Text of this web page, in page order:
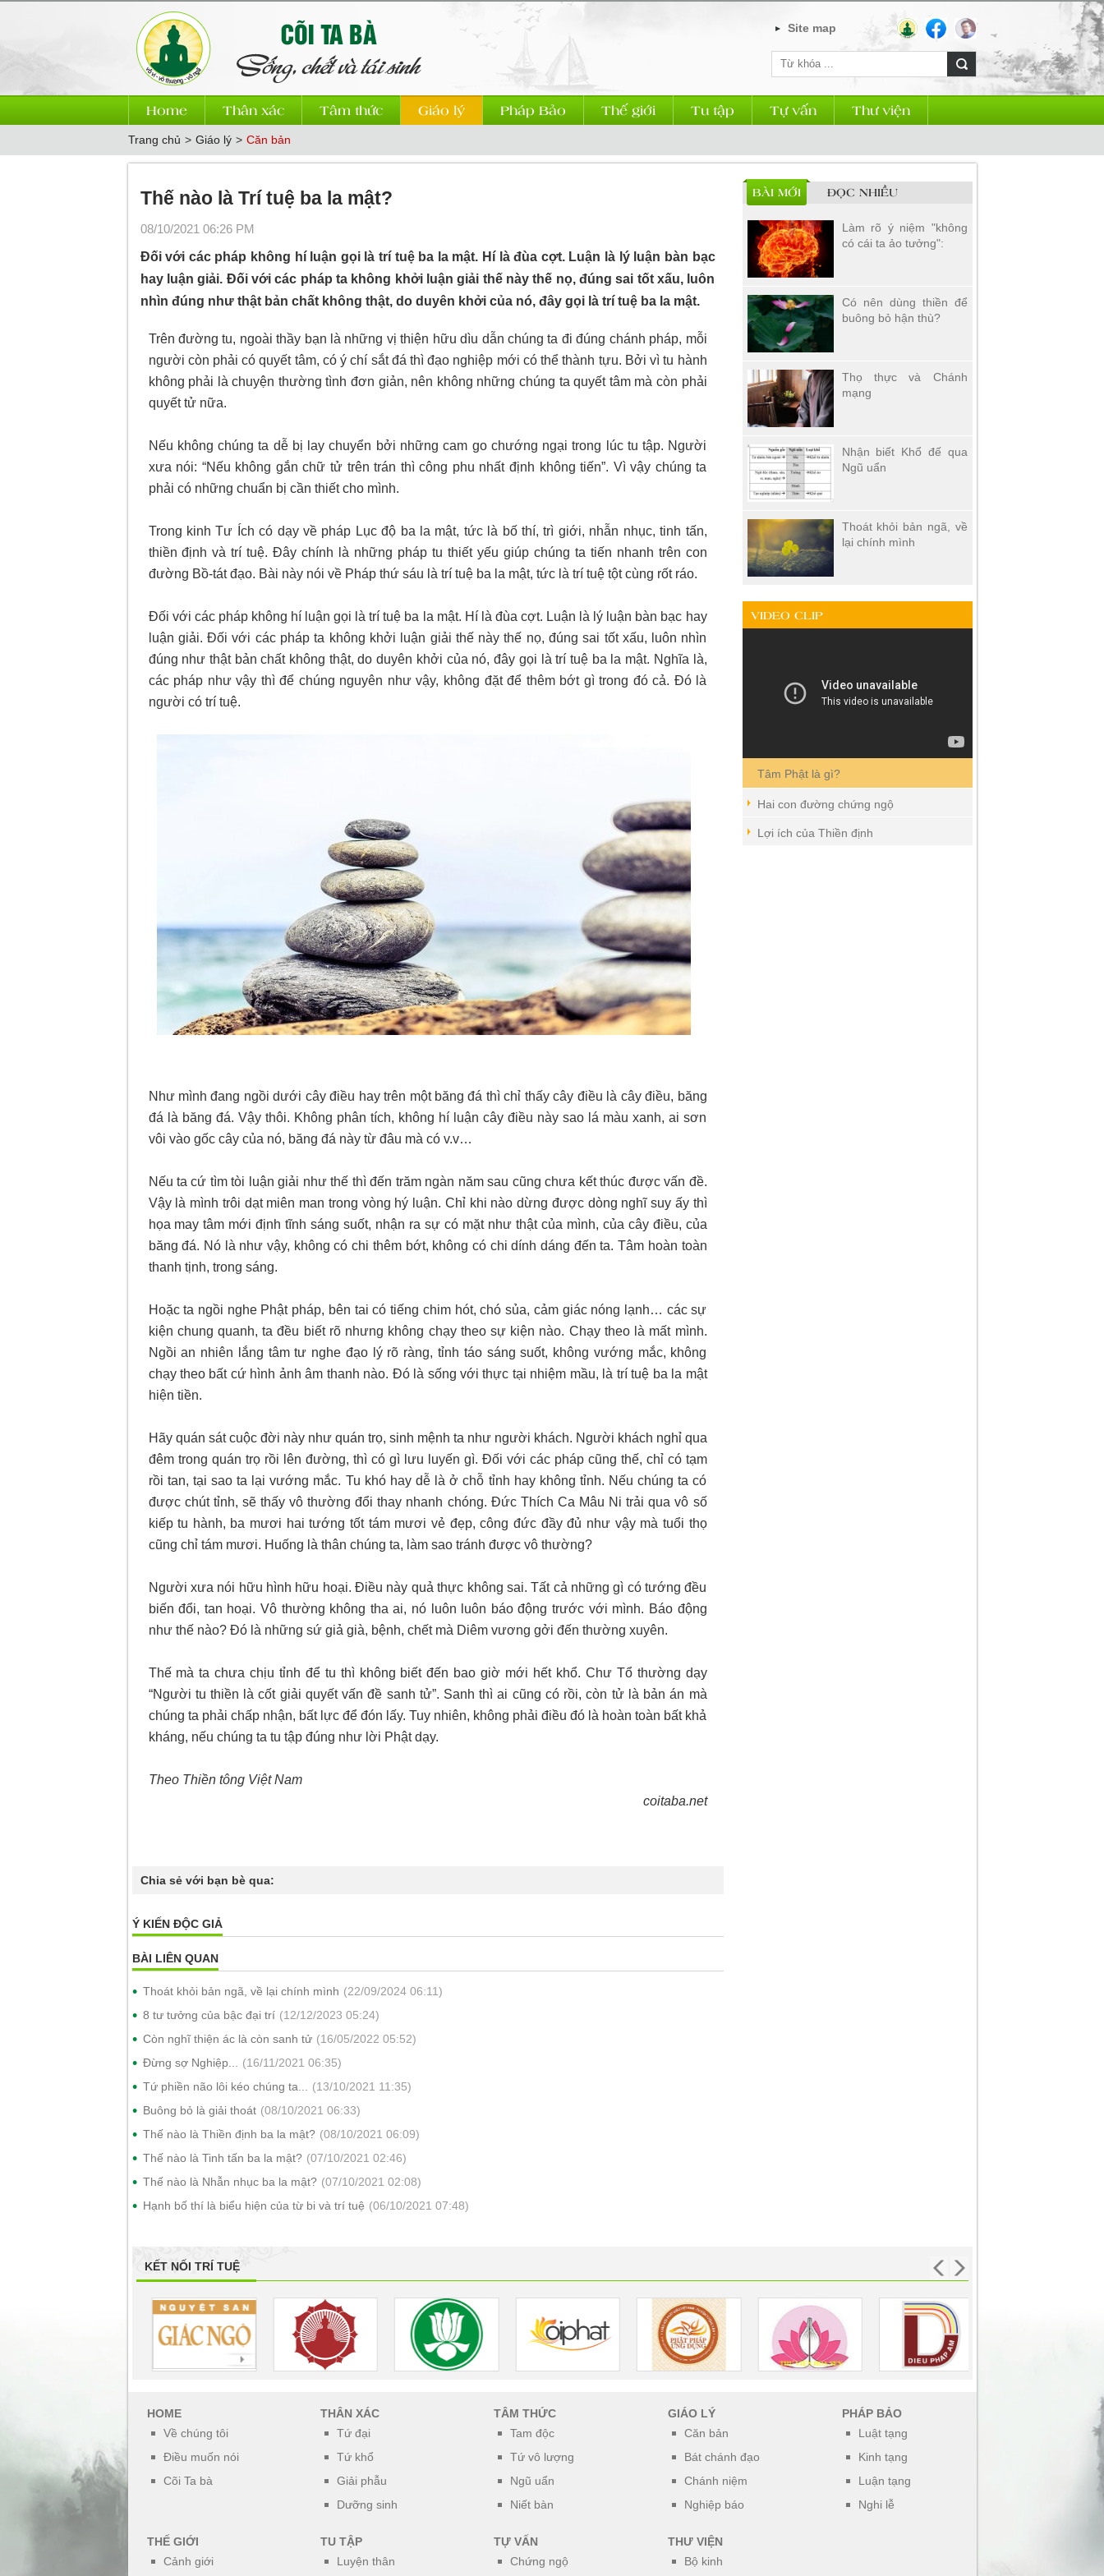
Site map
Home Thân xác Tâm thức Giáo lý Pháp Bảo Thế giới Tu tập Tự vấn Thư viện
Trang chủ > Giáo lý > Căn bản
Thế nào là Trí tuệ ba la mật?
08/10/2021 06:26 PM
Đối với các pháp không hí luận gọi là trí tuệ ba la mật. Hí là đùa cợt. Luận là lý luận bàn bạc
hay luận giải. Đối với các pháp ta không khởi luận giải thế này thế nọ, đúng sai tốt xấu, luôn
nhìn đúng như thật bản chất không thật, do duyên khởi của nó, đây gọi là trí tuệ ba la mật.
Trên đường tu, ngoài thầy bạn là những vị thiện hữu dìu dẫn chúng ta đi đúng chánh pháp, mỗi
người còn phải có quyết tâm, có ý chí sắt đá thì đạo nghiệp mới có thể thành tựu. Bởi vì tu hành
không phải là chuyện thường tình đơn giản, nên không những chúng ta quyết tâm mà còn phải
quyết tử nữa.
Nếu không chúng ta dễ bị lay chuyển bởi những cam go chướng ngại trong lúc tu tập. Người
xưa nói: “Nếu không gắn chữ tử trên trán thì công phu nhất định không tiến”. Vì vậy chúng ta
phải có những chuẩn bị cần thiết cho mình.
Trong kinh Tư Ích có dạy về pháp Lục độ ba la mật, tức là bố thí, trì giới, nhẫn nhục, tinh tấn,
thiền định và trí tuệ. Đây chính là những pháp tu thiết yếu giúp chúng ta tiến nhanh trên con
đường Bồ-tát đạo. Bài này nói về Pháp thứ sáu là trí tuệ ba la mật, tức là trí tuệ tột cùng rốt ráo.
Đối với các pháp không hí luận gọi là trí tuệ ba la mật. Hí là đùa cợt. Luận là lý luận bàn bạc hay
luận giải. Đối với các pháp ta không khởi luận giải thế này thế nọ, đúng sai tốt xấu, luôn nhìn
đúng như thật bản chất không thật, do duyên khởi của nó, đây gọi là trí tuệ ba la mật. Nghĩa là,
các pháp như vậy thì để chúng nguyên như vậy, không đặt để thêm bớt gì trong đó cả. Đó là
người có trí tuệ.
Như mình đang ngồi dưới cây điều hay trên một băng đá thì chỉ thấy cây điều là cây điều, băng
đá là băng đá. Vậy thôi. Không phân tích, không hí luận cây điều này sao lá màu xanh, ai sơn
vôi vào gốc cây của nó, băng đá này từ đâu mà có v.v…
Nếu ta cứ tìm tòi luận giải như thế thì đến trăm ngàn năm sau cũng chưa kết thúc được vấn đề.
Vậy là mình trôi dạt miên man trong vòng hý luận. Chỉ khi nào dừng được dòng nghĩ suy ấy thì
họa may tâm mới định tĩnh sáng suốt, nhận ra sự có mặt như thật của mình, của cây điều, của
băng đá. Nó là như vậy, không có chi thêm bớt, không có chi dính dáng đến ta. Tâm hoàn toàn
thanh tịnh, trong sáng.
Hoặc ta ngồi nghe Phật pháp, bên tai có tiếng chim hót, chó sủa, cảm giác nóng lạnh… các sự
kiện chung quanh, ta đều biết rõ nhưng không chạy theo sự kiện nào. Chạy theo là mất mình.
Ngồi an nhiên lắng tâm tư nghe đạo lý rõ ràng, tỉnh táo sáng suốt, không vướng mắc, không
chạy theo bất cứ hình ảnh âm thanh nào. Đó là sống với thực tại nhiệm mầu, là trí tuệ ba la mật
hiện tiền.
Hãy quán sát cuộc đời này như quán trọ, sinh mệnh ta như người khách. Người khách nghỉ qua
đêm trong quán trọ rồi lên đường, thì có gì lưu luyến gì. Đối với các pháp cũng thế, chỉ có tạm
rồi tan, tại sao ta lại vướng mắc. Tu khó hay dễ là ở chỗ tỉnh hay không tỉnh. Nếu chúng ta có
được chút tỉnh, sẽ thấy vô thường đổi thay nhanh chóng. Đức Thích Ca Mâu Ni trải qua vô số
kiếp tu hành, ba mươi hai tướng tốt tám mươi vẻ đẹp, công đức đầy đủ như vậy mà tuổi thọ
cũng chỉ tám mươi. Huống là thân chúng ta, làm sao tránh được vô thường?
Người xưa nói hữu hình hữu hoại. Điều này quả thực không sai. Tất cả những gì có tướng đều
biến đổi, tan hoại. Vô thường không tha ai, nó luôn luôn báo động trước với mình. Báo động
như thế nào? Đó là những sứ giả già, bệnh, chết mà Diêm vương gởi đến thường xuyên.
Thế mà ta chưa chịu tỉnh để tu thì không biết đến bao giờ mới hết khổ. Chư Tổ thường dạy
“Người tu thiền là cốt giải quyết vấn đề sanh tử”. Sanh thì ai cũng có rồi, còn tử là bản án mà
chúng ta phải chấp nhận, bất lực để đón lấy. Tuy nhiên, không phải điều đó là hoàn toàn bất khả
kháng, nếu chúng ta tu tập đúng như lời Phật dạy.
Theo Thiền tông Việt Nam
coitaba.net
Chia sẻ với bạn bè qua:
Ý KIẾN ĐỘC GIẢ
BÀI LIÊN QUAN
Thoát khỏi bản ngã, về lại chính mình (22/09/2024 06:11)
8 tư tưởng của bậc đại trí (12/12/2023 05:24)
Còn nghĩ thiện ác là còn sanh tử (16/05/2022 05:52)
Đừng sợ Nghiệp...
(16/11/2021 06:35)
Tứ phiền não lôi kéo chúng ta...
(13/10/2021 11:35)
Buông bỏ là giải thoát (08/10/2021 06:33)
Thế nào là Thiền định ba la mật? (08/10/2021 06:09)
Thế nào là Tinh tấn ba la mật? (07/10/2021 02:46)
Thế nào là Nhẫn nhục ba la mật? (07/10/2021 02:08)
Hạnh bố thí là biểu hiện của từ bi và trí tuệ (06/10/2021 07:48)
BÀI MỚI ĐỌC NHIỀU
Làm rõ ý niệm "không
có cái ta ảo tưởng":
Có nên dùng thiền để
buông bỏ hận thù?
Thọ thực và Chánh
mạng
Nhận biết Khổ đế qua
Ngũ uẩn
Thoát khỏi bản ngã, về
lại chính mình
VIDEO CLIP
Tâm Phật là gì?
Hai con đường chứng ngộ
Lợi ích của Thiền định
KẾT NỐI TRÍ TUỆ
HOME
Về chúng tôi
Điều muốn nói
Cõi Ta bà
THÂN XÁC
Tứ đại
Tứ khổ
Giải phẫu
Dưỡng sinh
TÂM THỨC
Tam độc
Tứ vô lượng
Ngũ uẩn
Niết bàn
GIÁO LÝ
Căn bản
Bát chánh đạo
Chánh niệm
Nghiệp báo
PHÁP BẢO
Luật tạng
Kinh tạng
Luận tạng
Nghi lễ
THẾ GIỚI
Cảnh giới
TU TẬP
Luyện thân
TỰ VẤN
Chứng ngộ
THƯ VIỆN
Bộ kinh